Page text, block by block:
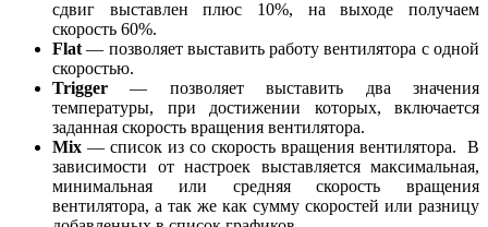
сдвиг выставлен плюс 10%, на выходе получаем
скорость 60%.
Flat — позволяет выставить работу вентилятора с одной
скоростью.
Trigger — позволяет выставить два значения
температуры, при достижении которых, включается
заданная скорость вращения вентилятора.
Mix — список из со скорость вращения вентилятора. В
зависимости от настроек выставляется максимальная,
минимальная или средняя скорость вращения
вентилятора, а так же как сумму скоростей или разницу